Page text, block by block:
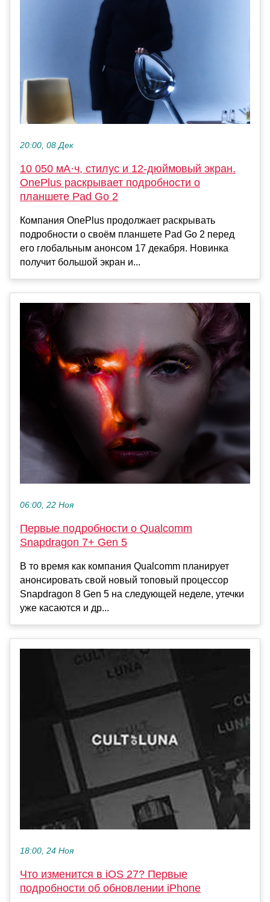
20:00, 08 Дек
10 050 мА·ч, стилус и 12-дюймовый экран.
OnePlus раскрывает подробности о
планшете Pad Go 2
Компания OnePlus продолжает раскрывать
подробности о своём планшете Pad Go 2 перед
его глобальным анонсом 17 декабря. Новинка
получит большой экран и...
06:00, 22 Ноя
Первые подробности о Qualcomm
Snapdragon 7+ Gen 5
В то время как компания Qualcomm планирует
анонсировать свой новый топовый процессор
Snapdragon 8 Gen 5 на следующей неделе, утечки
уже касаются и др...
18:00, 24 Ноя
Что изменится в iOS 27? Первые
подробности об обновлении iPhone